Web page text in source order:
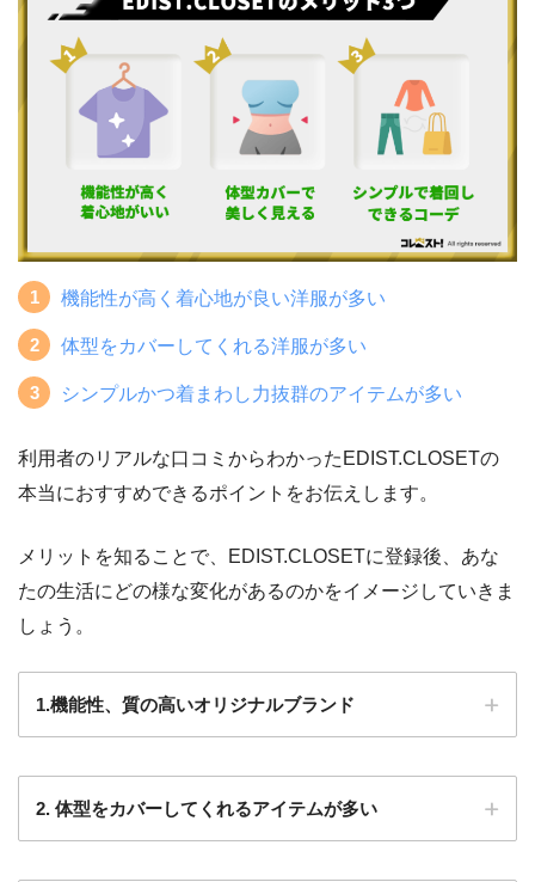
みん評
イズ関連で交換できないのは辛いですね…
EDIST.CLOSETホームページ
右上のベルマークから確認できます。
表記サイズ 実際のサイズ感
M M~L
サイズ感の違い
発送日 返却締め切り
5日 翌月4日
15日 翌月14日
25日 翌月25日
機能性が高く着心地が良い洋服が多い
体型をカバーしてくれる洋服が多い
シンプルかつ着まわし力抜群のアイテムが多い
利用者のリアルな口コミからわかったEDIST.CLOSETの
本当におすすめできるポイントをお伝えします。
メリットを知ることで、EDIST.CLOSETに登録後、あな
たの生活にどの様な変化があるのかをイメージしていきま
しょう。
1.機能性、質の高いオリジナルブランド
2. 体型をカバーしてくれるアイテムが多い